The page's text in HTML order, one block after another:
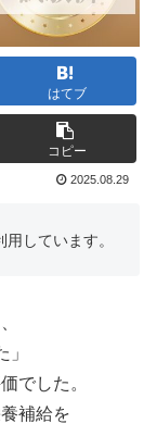
はてブ
コピー
2025.08.29
しています。
でした。
補給を